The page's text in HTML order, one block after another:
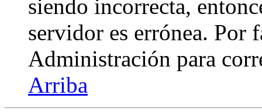
siendo incorrecta,
servidor es errónea. Por
Administración para
Arriba